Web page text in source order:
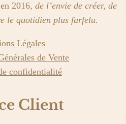
2016, de l’envie de créer, de
le quotidien plus farfelu.
Légales
de Vente
confidentialité
Client